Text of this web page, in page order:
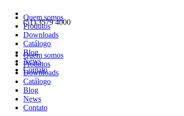
(51) 3579 4000
Quem somos
Produtos
Downloads
Catálogo
Blog
News
Contato
Quem somos
Produtos
Downloads
Catálogo
Blog
News
Contato